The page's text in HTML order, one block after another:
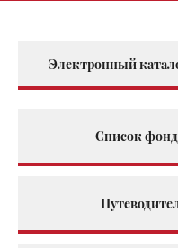
Электронный
Список